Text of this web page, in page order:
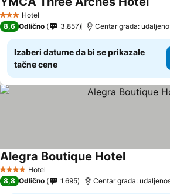
3 Zvezdice
Hotel
8,6 Odlično 3.857 Centar grada:
Izaberi datume da bi se prikazale
tačne cene
4 ZvezdiceHotel
Alegra Boutique Hotel
8,8 Odlično 1.695 Centar grada: